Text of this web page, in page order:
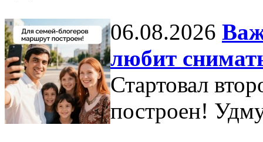
06.08.2026
любит
Стартовал
построен!